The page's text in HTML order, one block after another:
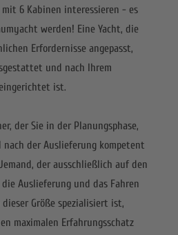
mit 6 Kabinen interessieren - es
werden! Eine Yacht, die
Erfordernisse angepasst,
und nach Ihrem
ist.
der Sie in der Planungsphase,
der Auslieferung kompetent
der ausschließlich auf den
Auslieferung und das Fahren
Größe spezialisiert ist,
maximalen Erfahrungsschatz